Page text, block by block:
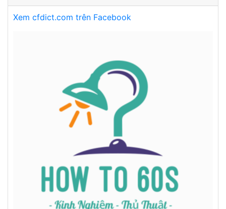
Xem cfdict.com trên Facebook